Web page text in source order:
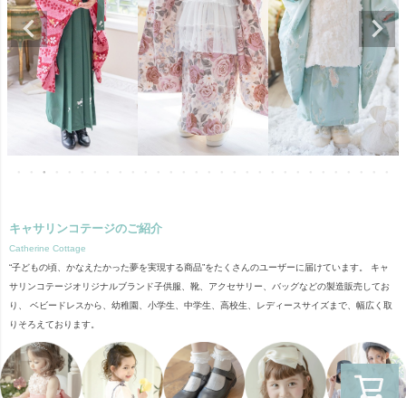
キャサリンコテージのご紹介
Catherine Cottage
“子どもの頃、かなえたかった夢を実現する商品”をたくさんのユーザーに届けています。 キャ
サリンコテージオリジナルブランド子供服、靴、アクセサリー、バッグなどの製造販売してお
り、 ベビードレスから、幼稚園、小学生、中学生、高校生、レディースサイズまで、幅広く取
りそろえております。